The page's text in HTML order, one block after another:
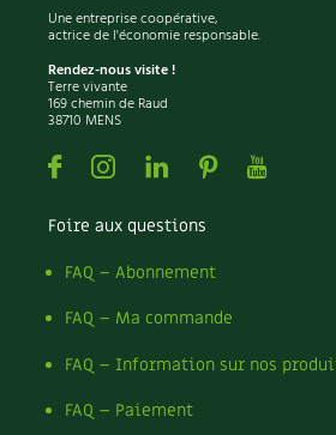
Une entreprise coopérative,
actrice de l'économie responsable.
Rendez-nous visite !
Terre vivante
169 chemin de Raud
38710 MENS
FacebookInstagramLinkedin
PinterestYoutube
Foire aux questions
FAQ – Abonnement
FAQ – Ma commande
FAQ – Information sur nos
FAQ – Paiement